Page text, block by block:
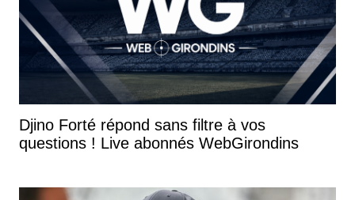
Djino Forté répond sans filtre à vos
questions ! Live abonnés WebGirondins